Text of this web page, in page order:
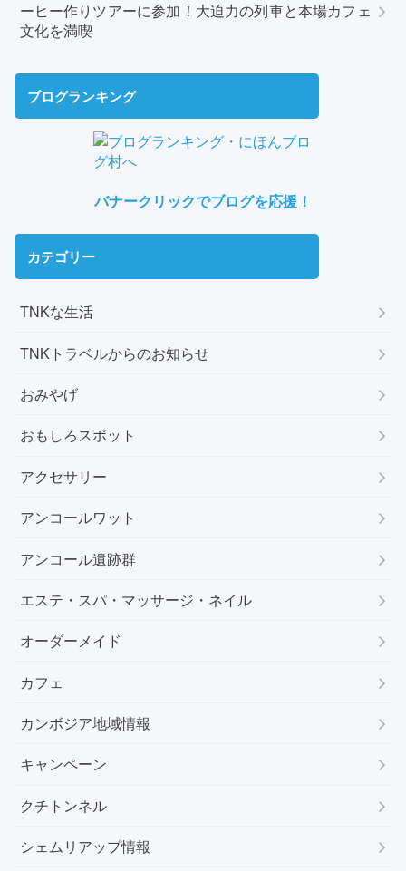
ーヒー作りツアーに参加！大迫力の列車と本場カフェ
文化を満喫
ブログランキング
バナークリックでブログを応援！
カテゴリー
TNKな生活
TNKトラベルからのお知らせ
おみやげ
おもしろスポット
アクセサリー
アンコールワット
アンコール遺跡群
エステ・スパ・マッサージ・ネイル
オーダーメイド
カフェ
カンボジア地域情報
キャンペーン
クチトンネル
シェムリアップ情報